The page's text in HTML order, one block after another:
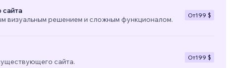
сайта
визуальным решением и сложным функционалом.
От199 $
сайта.
От199 $